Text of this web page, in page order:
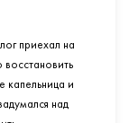
приехал на
капельница и
над